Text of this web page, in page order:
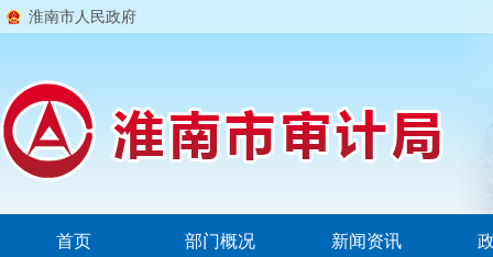
淮南市人民政府
首页 部门概况 新闻资讯